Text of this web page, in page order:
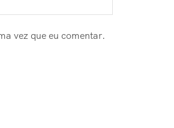
vez que eu comentar.